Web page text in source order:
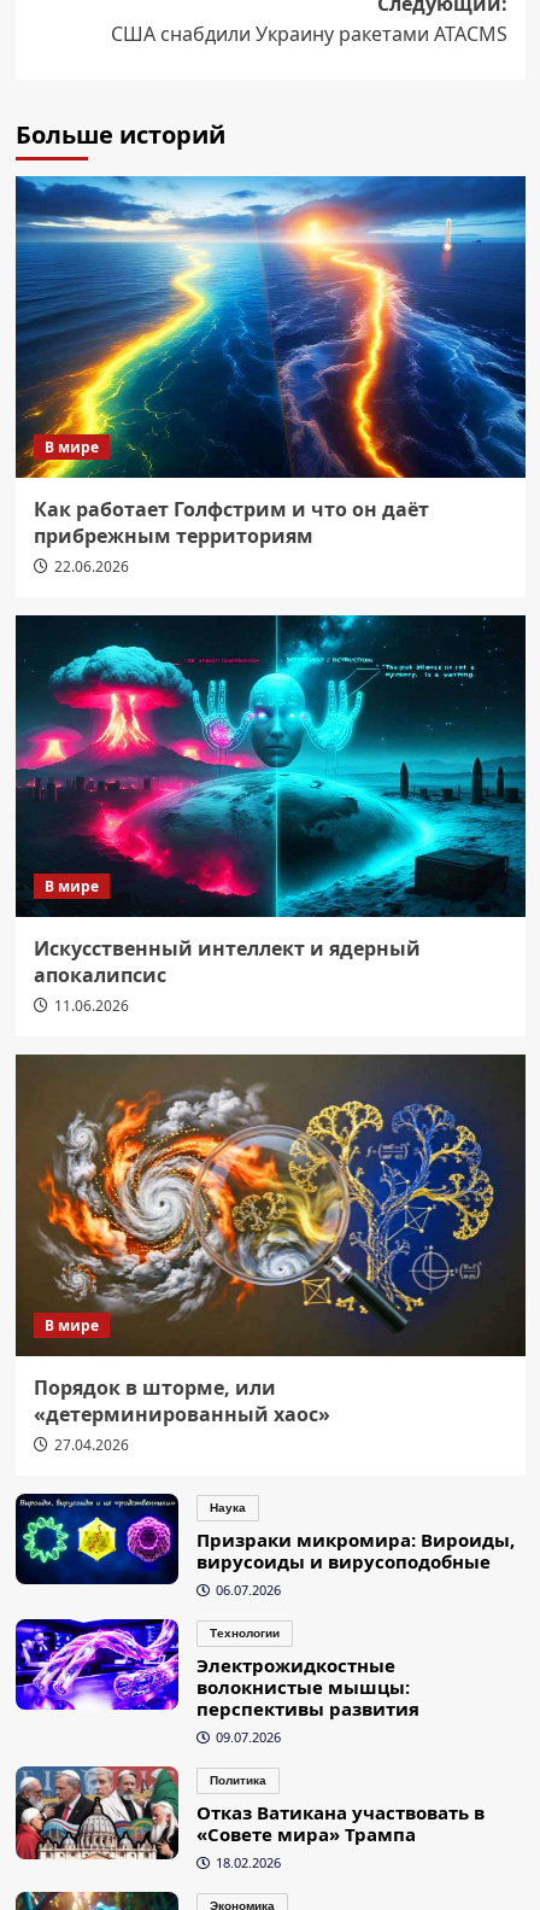
США снабдили Украину ракетами ATACMS
Больше историй
В мире
Как работает Голфстрим и что он даёт
прибрежным территориям
22.06.2026
В мире
Искусственный интеллект и ядерный
апокалипсис
11.06.2026
В мире
Порядок в шторме, или
«детерминированный хаос»
27.04.2026
Наука
Призраки микромира: Вироиды,
вирусоиды и вирусоподобные
06.07.2026
Технологии
Электрожидкостные
волокнистые мышцы:
перспективы развития
09.07.2026
Политика
Отказ Ватикана участвовать в
«Совете мира» Трампа
18.02.2026
Экономика